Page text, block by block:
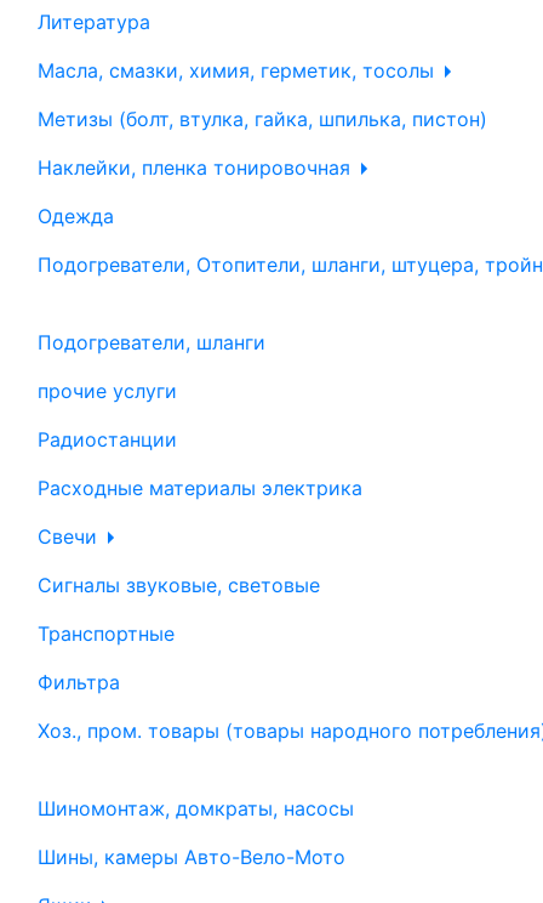
Литература
Масла, смазки, химия, герметик, тосолы
Метизы (болт, втулка, гайка, шпилька, пистон)
Наклейки, пленка тонировочная
Одежда
Подогреватели, Отопители, шланги, штуцера,
Подогреватели, шланги
прочие услуги
Радиостанции
Расходные материалы электрика
Свечи
Сигналы звуковые, световые
Транспортные
Фильтра
Хоз., пром. товары (товары народного
Шиномонтаж, домкраты, насосы
Шины, камеры Авто-Вело-Мото